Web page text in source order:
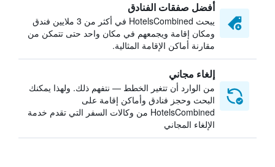
أفضل صفقات الفنادق
يبحث HotelsCombined في أكثر من 3 ملايين فندق
ومكان إقامة ويجمعهم في مكان واحد حتى تتمكن من
مقارنة أماكن الإقامة المثالية.
إلغاء مجاني
من الوارد أن تتغير الخطط — نتفهم ذلك. ولهذا يمكنك
البحث وحجز فنادق وأماكن إقامة على
HotelsCombined من وكالات السفر التي تقدم خدمة
الإلغاء المجاني